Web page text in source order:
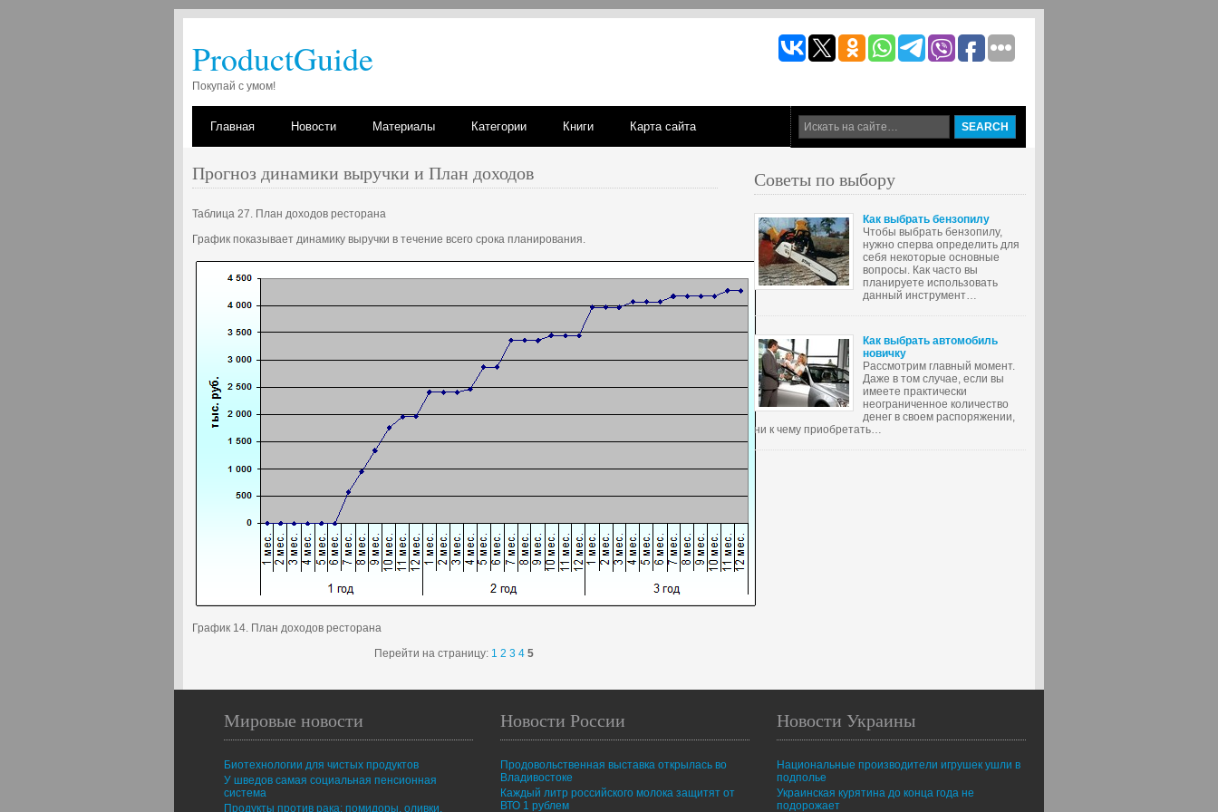
ProductGuide
Покупай с умом!
Главная Новости Материалы Категории Книги Карта сайта
Прогноз динамики выручки и План доходов
Таблица 27. План доходов ресторана
График показывает динамику выручки в течение всего срока планирования.
График 14. План доходов ресторана
Перейти на страницу: 1 2 3 4 5
Советы по выбору
Как выбрать бензопилу
Чтобы выбрать бензопилу,
нужно сперва определить для
себя некоторые основные
вопросы. Как часто вы
планируете использовать
данный инструмент…
Как выбрать автомобиль
новичку
Рассмотрим главный момент.
Даже в том случае, если вы
имеете практически
неограниченное количество
денег в своем распоряжении,
ни к чему приобретать…
Новости Украины
Национальные производители игрушек ушли в
подполье
Украинская курятина до конца года не
подорожает
Новости России
Продовольственная выставка открылась во
Владивостоке
Каждый литр российского молока защитят от
ВТО 1 рублем
Мировые новости
Биотехнологии для чистых продуктов
У шведов самая социальная пенсионная
система
Продукты против рака: помидоры, оливки,